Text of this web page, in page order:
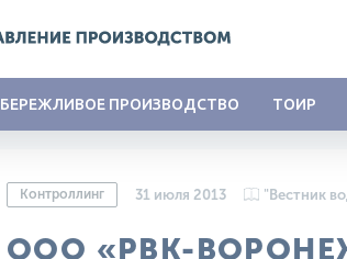
БЕРЕЖЛИВОЕ ПРОИЗВОДСТВО ТОИР
Контроллинг 31 июля 2013 "Вестник
ООО «РВК-